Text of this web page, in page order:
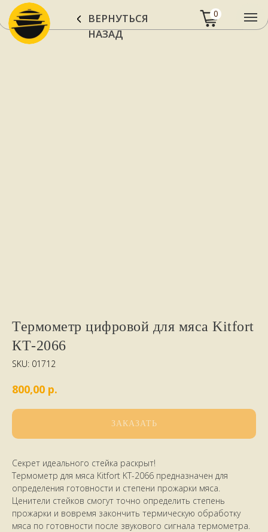
ВЕРНУТЬСЯ
НАЗАД
Термометр цифровой для мяса Kitfort
КТ-2066
SKU: 01712
800,00 р.
ЗАКАЗАТЬ
Секрет идеального стейка раскрыт!
Термометр для мяса Kitfort KT-2066 предназначен для
определения готовности и степени прожарки мяса.
Ценители стейков смогут точно определить степень
прожарки и вовремя закончить термическую обработку
мяса по готовности после звукового сигнала термометра.